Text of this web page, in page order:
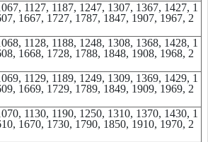
1127, 1187, 1247, 1307, 1367, 1427, 1
1667, 1727, 1787, 1847, 1907, 1967, 2
1128, 1188, 1248, 1308, 1368, 1428, 1
1668, 1728, 1788, 1848, 1908, 1968, 2
1129, 1189, 1249, 1309, 1369, 1429, 1
1669, 1729, 1789, 1849, 1909, 1969, 2
1130, 1190, 1250, 1310, 1370, 1430, 1
1670, 1730, 1790, 1850, 1910, 1970, 2